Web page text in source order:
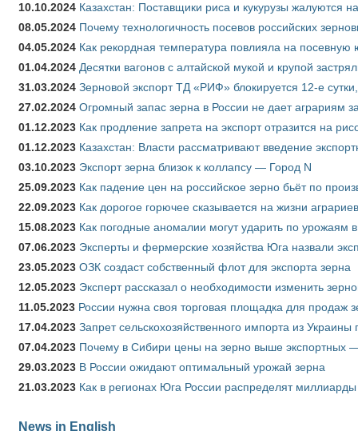
10.10.2024 Казахстан: Поставщики риса и кукурузы жалуются
08.05.2024 Почему технологичность посевов российских
04.05.2024 Как рекордная температура повлияла на
01.04.2024 Десятки вагонов с алтайской мукой и крупой
31.03.2024 Зерновой экспорт ТД «РИФ» блокируется 12-е
27.02.2024 Огромный запас зерна в России не дает аграриям
01.12.2023 Как продление запрета на экспорт отразится на
01.12.2023 Казахстан: Власти рассматривают введение
03.10.2023 Экспорт зерна близок к коллапсу — Город N
25.09.2023 Как падение цен на российское зерно бьёт по
22.09.2023 Как дорогое горючее сказывается на жизни аграриев
15.08.2023 Как погодные аномалии могут ударить по урожаям
07.06.2023 Эксперты и фермерские хозяйства Юга назвали
23.05.2023 ОЗК создаст собственный флот для экспорта зерна
12.05.2023 Эксперт рассказал о необходимости изменить
11.05.2023 России нужна своя торговая площадка для продаж
17.04.2023 Запрет сельскохозяйственного импорта из
07.04.2023 Почему в Сибири цены на зерно выше экспортных
29.03.2023 В России ожидают оптимальный урожай зерна
21.03.2023 Как в регионах Юга России распределят
News in English